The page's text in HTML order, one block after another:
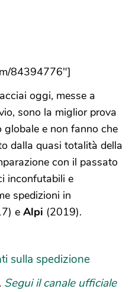
84394776″]
oggi, messe a
sono la miglior prova
e non fanno che
dalla quasi totalità della
con il passato
inconfutabili e
spedizioni in
e Alpi (2019).
sulla spedizione
Segui il canale ufficiale